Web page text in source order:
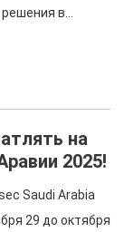
в
на
2025!
Saudi Arabia
29 до октября